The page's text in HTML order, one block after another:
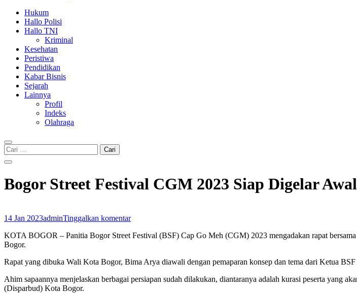
Hukum
Hallo Polisi
Hallo TNI
Kriminal
Kesehatan
Peristiwa
Pendidikan
Kabar Bisnis
Sejarah
Lainnya
Profil
Indeks
Olahraga
Cari
untuk:
Bogor Street Festival CGM 2023 Siap Digelar
14 Jan 2023adminTinggalkan komentar
KOTA BOGOR – Panitia Bogor Street Festival (BSF) Cap Go Meh (CGM) 2023 mengadakan rapat
Bogor.
Rapat yang dibuka Wali Kota Bogor, Bima Arya diawali dengan pemaparan konsep dan tema dari Ketua
Ahim sapaannya menjelaskan berbagai persiapan sudah dilakukan, diantaranya adalah kurasi peserta yang
(Disparbud) Kota Bogor.